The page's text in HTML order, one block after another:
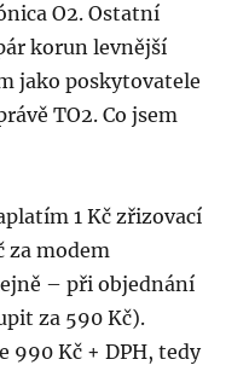
O2. Ostatní
korun levnější
jako poskytovatele
TO2. Co jsem
1 Kč zřizovací
za modem
– při objednání
za 590 Kč).
990 Kč + DPH, tedy